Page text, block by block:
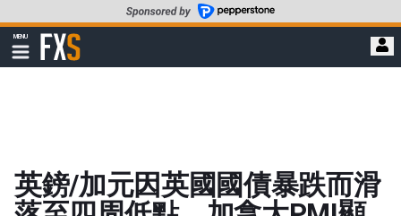
至
要
MENU
顯
示
FXStreet
英鎊/加元因英國國債暴跌而滑